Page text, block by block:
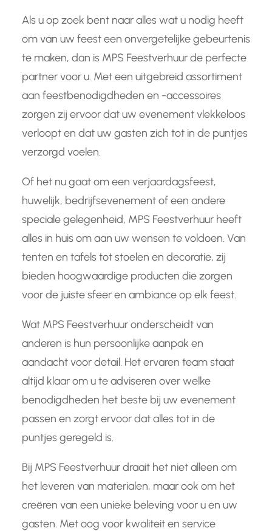
Als u op zoek bent naar alles wat u nodig heeft
om van uw feest een onvergetelijke gebeurtenis
te maken, dan is MPS Feestverhuur de perfecte
partner voor u. Met een uitgebreid assortiment
aan feestbenodigdheden en -accessoires
zorgen zij ervoor dat uw evenement vlekkeloos
verloopt en dat uw gasten zich tot in de puntjes
verzorgd voelen.
Of het nu gaat om een verjaardagsfeest,
huwelijk, bedrijfsevenement of een andere
speciale gelegenheid, MPS Feestverhuur heeft
alles in huis om aan uw wensen te voldoen. Van
tenten en tafels tot stoelen en decoratie, zij
bieden hoogwaardige producten die zorgen
voor de juiste sfeer en ambiance op elk feest.
Wat MPS Feestverhuur onderscheidt van
anderen is hun persoonlijke aanpak en
aandacht voor detail. Het ervaren team staat
altijd klaar om u te adviseren over welke
benodigdheden het beste bij uw evenement
passen en zorgt ervoor dat alles tot in de
puntjes geregeld is.
Bij MPS Feestverhuur draait het niet alleen om
het leveren van materialen, maar ook om het
creëren van een unieke beleving voor u en uw
gasten. Met oog voor kwaliteit en service